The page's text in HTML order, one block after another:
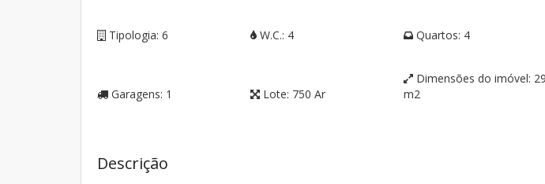
Tipologia: 6 W.C.: 4 Quartos: 4
Garagens: 1 Lote: 750 Ar
Dimensões do imóvel:
m2
Descrição